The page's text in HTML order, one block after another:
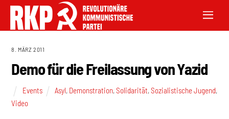
8. MÄRZ 2011
Demo für die Freilassung von Yazid
Events Asyl, Demonstration,Solidarität,Sozialistische Jugend,
Video